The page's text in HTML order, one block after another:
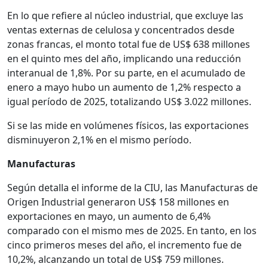
En lo que refiere al núcleo industrial, que excluye las
ventas externas de celulosa y concentrados desde
zonas francas, el monto total fue de US$ 638 millones
en el quinto mes del año, implicando una reducción
interanual de 1,8%. Por su parte, en el acumulado de
enero a mayo hubo un aumento de 1,2% respecto a
igual período de 2025, totalizando US$ 3.022 millones.
Si se las mide en volúmenes físicos, las exportaciones
disminuyeron 2,1% en el mismo período.
Manufacturas
Según detalla el informe de la CIU, las Manufacturas de
Origen Industrial generaron US$ 158 millones en
exportaciones en mayo, un aumento de 6,4%
comparado con el mismo mes de 2025. En tanto, en los
cinco primeros meses del año, el incremento fue de
10,2%, alcanzando un total de US$ 759 millones.